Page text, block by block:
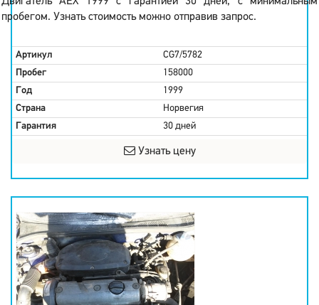
пробегом. Узнать стоимость можно отправив запрос.
Артикул
CG7/5782
Пробег
158000
Год
1999
Страна
Норвегия
Гарантия
30 дней
Узнать цену